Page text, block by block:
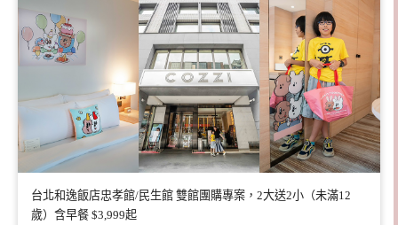
台北和逸飯店忠孝館/民生館 雙館團購專案，2大送2小（未滿12
歲）含早餐 $3,999起